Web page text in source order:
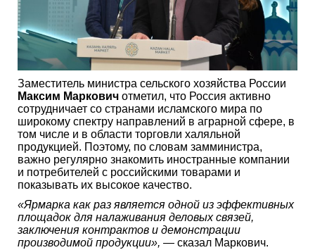
Заместитель министра сельского хозяйства России
Максим Маркович отметил, что Россия активно
сотрудничает со странами исламского мира по
широкому спектру направлений в аграрной сфере, в
том числе и в области торговли халяльной
продукцией. Поэтому, по словам замминистра,
важно регулярно знакомить иностранные компании
и потребителей с российскими товарами и
показывать их высокое качество.
«Ярмарка как раз является одной из эффективных
площадок для налаживания деловых связей,
заключения контрактов и демонстрации
производимой продукции», — сказал Маркович.